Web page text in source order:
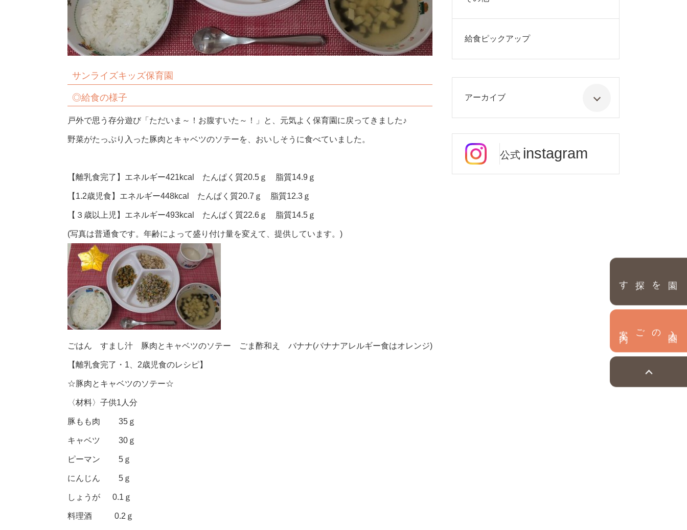
園を探す
サンライズキッズ保育園
◎給食の様子
戸外で思う存分遊び「ただいま～！お腹すいた～！」と、元気よく保育園に戻ってきました♪
野菜がたっぷり入った豚肉とキャベツのソテーを、おいしそうに食べていました。
【離乳食完了】エネルギー421kcal たんぱく質20.5ｇ 脂質14.9ｇ
【1.2歳児食】エネルギー448kcal たんぱく質20.7ｇ 脂質12.3ｇ
【３歳以上児】エネルギー493kcal たんぱく質22.6ｇ 脂質14.5ｇ
(写真は普通食です。年齢によって盛り付け量を変えて、提供しています。)
ごはん すまし汁 豚肉とキャベツのソテー ごま酢和え バナナ(バナナアレルギー食はオレンジ)
【離乳食完了・1、2歳児食のレシピ】
☆豚肉とキャベツのソテー☆
〈材料〉子供1人分
豚もも肉 35ｇ
キャベツ 30ｇ
ピーマン 5ｇ
にんじん 5ｇ
しょうが 0.1ｇ
料理酒 0.2ｇ
給食ピックアップ
アーカイブ
公式 instagram